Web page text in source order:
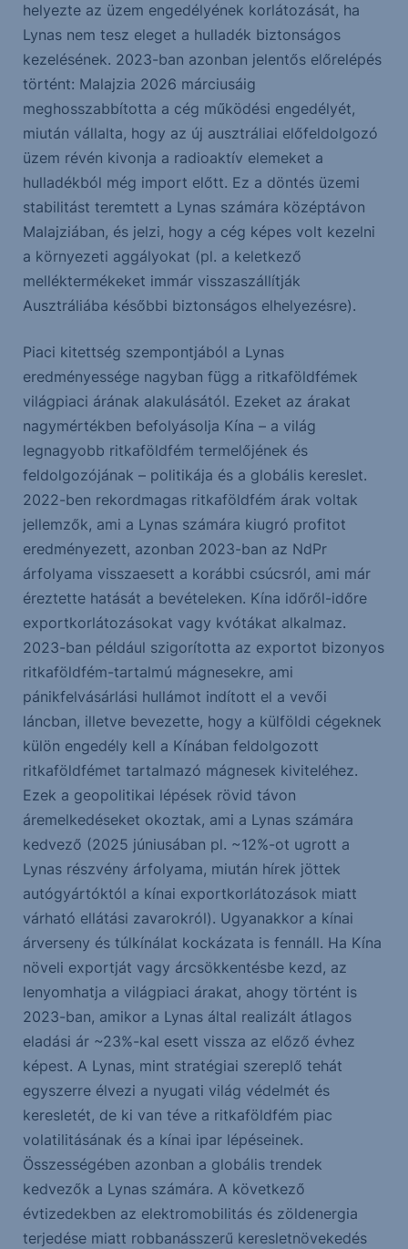
helyezte az üzem engedélyének korlátozását, ha
Lynas nem tesz eleget a hulladék biztonságos
kezelésének. 2023-ban azonban jelentős előrelépés
történt: Malajzia 2026 márciusáig
meghosszabbította a cég működési engedélyét,
miután vállalta, hogy az új ausztráliai előfeldolgozó
üzem révén kivonja a radioaktív elemeket a
hulladékból még import előtt. Ez a döntés üzemi
stabilitást teremtett a Lynas számára középtávon
Malajziában, és jelzi, hogy a cég képes volt kezelni
a környezeti aggályokat (pl. a keletkező
melléktermékeket immár visszaszállítják
Ausztráliába későbbi biztonságos elhelyezésre).
Piaci kitettség szempontjából a Lynas
eredményessége nagyban függ a ritkaföldfémek
világpiaci árának alakulásától. Ezeket az árakat
nagymértékben befolyásolja Kína – a világ
legnagyobb ritkaföldfém termelőjének és
feldolgozójának – politikája és a globális kereslet.
2022-ben rekordmagas ritkaföldfém árak voltak
jellemzők, ami a Lynas számára kiugró profitot
eredményezett, azonban 2023-ban az NdPr
árfolyama visszaesett a korábbi csúcsról, ami már
éreztette hatását a bevételeken. Kína időről-időre
exportkorlátozásokat vagy kvótákat alkalmaz.
2023-ban például szigorította az exportot bizonyos
ritkaföldfém-tartalmú mágnesekre, ami
pánikfelvásárlási hullámot indított el a vevői
láncban, illetve bevezette, hogy a külföldi cégeknek
külön engedély kell a Kínában feldolgozott
ritkaföldfémet tartalmazó mágnesek kiviteléhez.
Ezek a geopolitikai lépések rövid távon
áremelkedéseket okoztak, ami a Lynas számára
kedvező (2025 júniusában pl. ~12%-ot ugrott a
Lynas részvény árfolyama, miután hírek jöttek
autógyártóktól a kínai exportkorlátozások miatt
várható ellátási zavarokról). Ugyanakkor a kínai
árverseny és túlkínálat kockázata is fennáll. Ha Kína
növeli exportját vagy árcsökkentésbe kezd, az
lenyomhatja a világpiaci árakat, ahogy történt is
2023-ban, amikor a Lynas által realizált átlagos
eladási ár ~23%-kal esett vissza az előző évhez
képest. A Lynas, mint stratégiai szereplő tehát
egyszerre élvezi a nyugati világ védelmét és
keresletét, de ki van téve a ritkaföldfém piac
volatilitásának és a kínai ipar lépéseinek.
Összességében azonban a globális trendek
kedvezők a Lynas számára. A következő
évtizedekben az elektromobilitás és zöldenergia
terjedése miatt robbanásszerű keresletnövekedés